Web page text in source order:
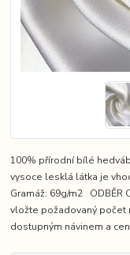
100% přírodní bílé
vysoce lesklá látka je
Gramáž: 69g/m2 ODBĚR
vložte požadovaný počet
dostupným návinem a